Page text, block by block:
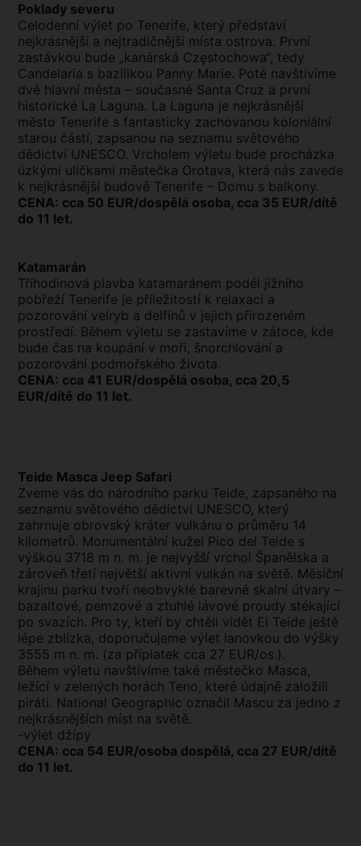
Poklady severu
Celodenní výlet po Tenerife, který představí
nejkrásnější a nejtradičnější místa ostrova. První
zastávkou bude „kanárská Częstochowa“, tedy
Candelaria s bazilikou Panny Marie. Poté navštívíme
dvě hlavní města – současné Santa Cruz a první
historické La Laguna. La Laguna je nejkrásnější
město Tenerife s fantasticky zachovanou koloniální
starou částí, zapsanou na seznamu světového
dědictví UNESCO. Vrcholem výletu bude procházka
úzkými uličkami městečka Orotava, která nás zavede
k nejkrásnější budově Tenerife – Domu s balkony.
CENA: cca 50 EUR/dospělá osoba, cca 35 EUR/dítě
do 11 let.
Katamarán
Tříhodinová plavba katamaránem podél jižního
pobřeží Tenerife je příležitostí k relaxaci a
pozorování velryb a delfínů v jejich přirozeném
prostředí. Během výletu se zastavíme v zátoce, kde
bude čas na koupání v moři, šnorchlování a
pozorování podmořského života.
CENA: cca 41 EUR/dospělá osoba, cca 20,5
EUR/dítě do 11 let.
Teide Masca Jeep Safari
Zveme vás do národního parku Teide, zapsaného na
seznamu světového dědictví UNESCO, který
zahrnuje obrovský kráter vulkánu o průměru 14
kilometrů. Monumentální kužel Pico del Teide s
výškou 3718 m n. m. je nejvyšší vrchol Španělska a
zároveň třetí největší aktivní vulkán na světě. Měsíční
krajinu parku tvoří neobvyklé barevné skalní útvary –
bazaltové, pemzové a ztuhlé lávové proudy stékající
po svazích. Pro ty, kteří by chtěli vidět El Teide ještě
lépe zblízka, doporučujeme výlet lanovkou do výšky
3555 m n. m. (za příplatek cca 27 EUR/os.).
Během výletu navštívíme také městečko Masca,
ležící v zelených horách Teno, které údajně založili
piráti. National Geographic označil Mascu za jedno z
nejkrásnějších míst na světě.
-výlet džípy
CENA: cca 54 EUR/osoba dospělá, cca 27 EUR/dítě
do 11 let.